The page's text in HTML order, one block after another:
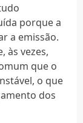
porque a
a emissão.
às vezes,
que o
o que
dos